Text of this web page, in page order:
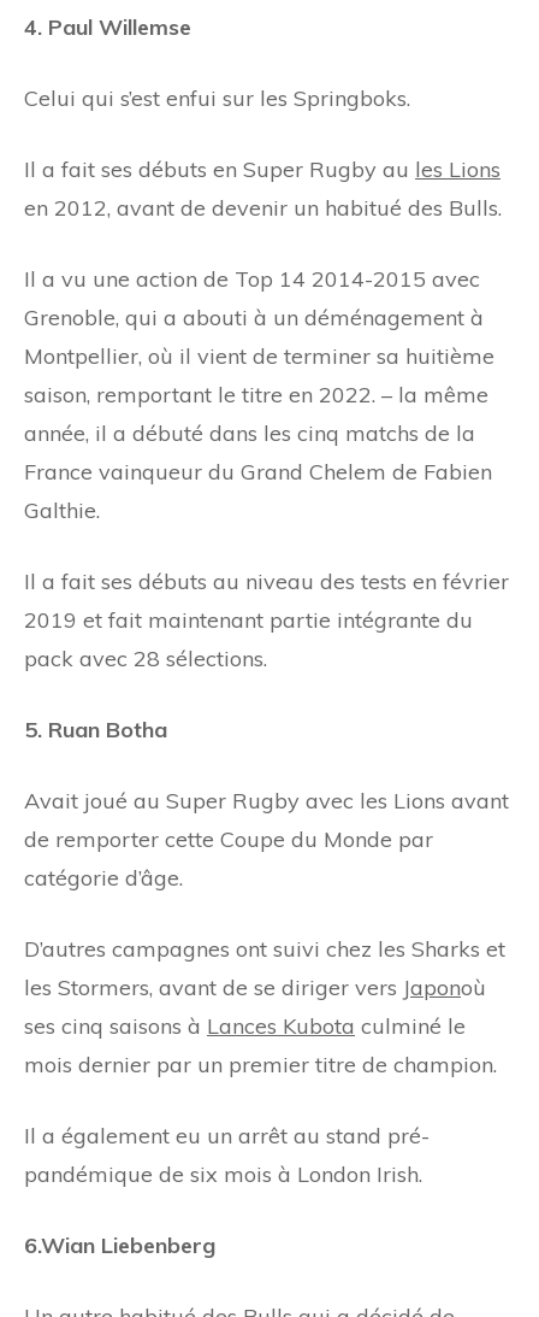
4. Paul Willemse
Celui qui s’est enfui sur les Springboks.
Il a fait ses débuts en Super Rugby au les Lions
en 2012, avant de devenir un habitué des Bulls.
Il a vu une action de Top 14 2014-2015 avec
Grenoble, qui a abouti à un déménagement à
Montpellier, où il vient de terminer sa huitième
saison, remportant le titre en 2022. – la même
année, il a débuté dans les cinq matchs de la
France vainqueur du Grand Chelem de Fabien
Galthie.
Il a fait ses débuts au niveau des tests en février
2019 et fait maintenant partie intégrante du
pack avec 28 sélections.
5. Ruan Botha
Avait joué au Super Rugby avec les Lions avant
de remporter cette Coupe du Monde par
catégorie d’âge.
D’autres campagnes ont suivi chez les Sharks et
les Stormers, avant de se diriger vers Japonoù
ses cinq saisons à Lances Kubota culminé le
mois dernier par un premier titre de champion.
Il a également eu un arrêt au stand pré-
pandémique de six mois à London Irish.
6.Wian Liebenberg